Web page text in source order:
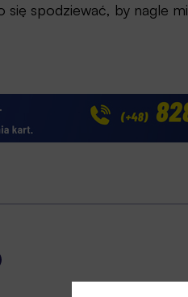
się spodziewać, by nagle